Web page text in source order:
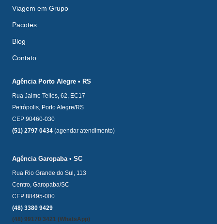
Viagem em Grupo
Pacotes
Blog
Contato
Agência Porto Alegre • RS
Rua Jaime Telles, 62, EC17
Petrópolis, Porto Alegre/RS
CEP 90460-030
(51) 2797 0434 (agendar atendimento)
Agência Garopaba • SC
Rua Rio Grande do Sul, 113
Centro, Garopaba/SC
CEP 88495-000
(48) 3380 9429
(48) 99170 3421 (WhatsApp)